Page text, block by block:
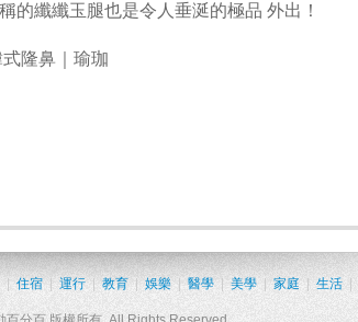
的纖纖玉腿也是令人垂涎的極品 外出 ！
式隆鼻 瑜珈
住宿 | 運行 | 教育 | 娛樂 | 醫學 | 美學 家庭 生活